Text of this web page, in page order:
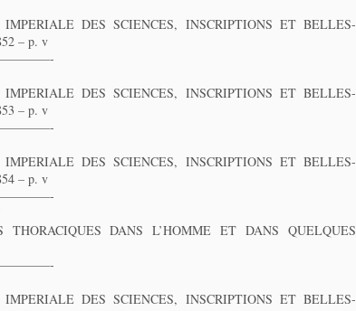
DES SCIENCES, INSCRIPTIONS ET BELLES-
– p. v
DES SCIENCES, INSCRIPTIONS ET BELLES-
– p. v
DES SCIENCES, INSCRIPTIONS ET BELLES-
– p. v
THORACIQUES DANS L’HOMME ET DANS QUELQUES
DES SCIENCES, INSCRIPTIONS ET BELLES-